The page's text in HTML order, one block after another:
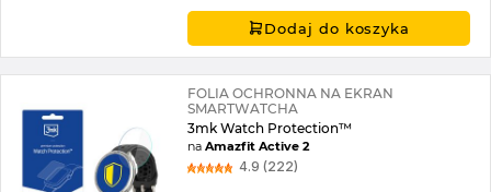
Dodaj do koszyka
FOLIA OCHRONNA NA EKRAN
SMARTWATCHA
3mk Watch Protection™
naAmazfit Active 2
4.9 (222)